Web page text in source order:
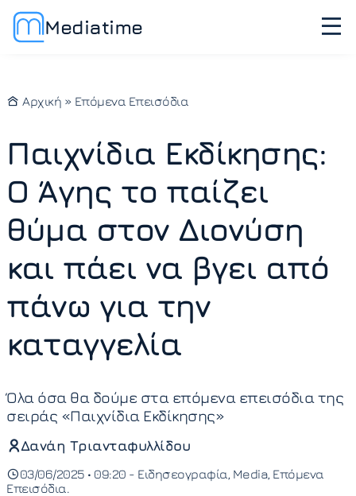
Mediatime
Αρχική » Επόμενα Επεισόδια
Παιχνίδια Εκδίκησης:
Ο Άγης το παίζει
θύμα στον Διονύση
και πάει να βγει από
πάνω για την
καταγγελία
Όλα όσα θα δούμε στα επόμενα επεισόδια της
σειράς «Παιχνίδια Εκδίκησης»
Δανάη Τριανταφυλλίδου
03/06/2025 • 09:20 - Ειδησεογραφία Media Επόμενα
Επεισόδια